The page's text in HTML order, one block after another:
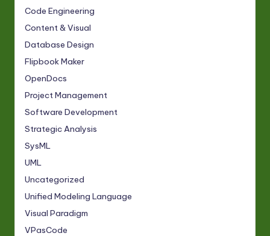
Code Engineering
Content & Visual
Database Design
Flipbook Maker
OpenDocs
Project Management
Software Development
Strategic Analysis
SysML
UML
Uncategorized
Unified Modeling Language
Visual Paradigm
VPasCode